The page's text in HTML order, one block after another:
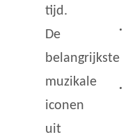
tijd.
De
belangrijkste
muzikale
iconen
uit